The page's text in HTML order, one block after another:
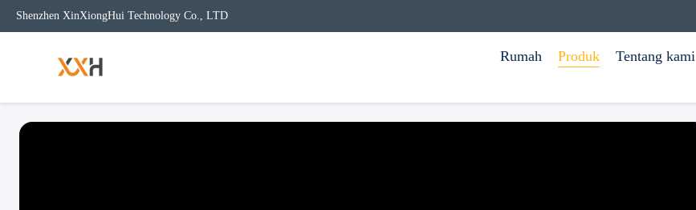
Shenzhen XinXiongHui Technology Co., LTD
Rumah Produk Tentang kami